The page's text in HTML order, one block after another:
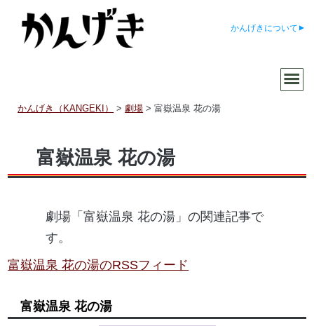
かんげきについて
かんげき（KANGEKI） >劇場 >富嶽温泉 花の湯
富嶽温泉 花の湯
劇場「富嶽温泉 花の湯」の関連記事で
す。
富嶽温泉 花の湯のRSSフィード
富嶽温泉 花の湯